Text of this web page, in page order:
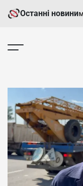
до
Останні новини
росіянам відомості